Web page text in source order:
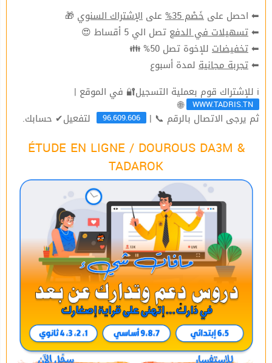
⬅ احصل على خَصْم 35% على الإشتراك السنوي 🎁
⬅تسهيلات في الدفع تصل الي 5 أقساط 😍
⬅تخفيضات للإخوة تصل 50% 👪
⬅تجربة مجانية لمدة أسبوع
ℹ للإشتراك قوم بعملية التسجيل🔐 في الموقع |
WWW.TADRIS.TN
🌐
ثم يرجى الاتصال بالرقم 📞 | 96.609.606 لتفعيل✔ حسابك.
ÉTUDE EN LIGNE / DOUROUS DA3M &
TADAROK